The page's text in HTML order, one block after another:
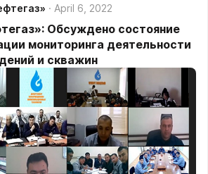
April 6, 2022
Обсуждено состояние
мониторинга деятельности
и скважин